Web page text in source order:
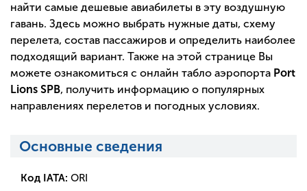
найти самые дешевые авиабилеты в эту воздушную
гавань. Здесь можно выбрать нужные даты, схему
перелета, состав пассажиров и определить наиболее
подходящий вариант. Также на этой странице Вы
можете ознакомиться с онлайн табло аэропорта Port
Lions SPB, получить информацию о популярных
направлениях перелетов и погодных условиях.
Основные сведения
Код IATA: ORI